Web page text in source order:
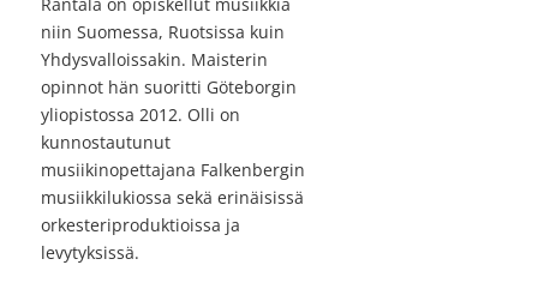
Rantala on opiskellut musiikkia
niin Suomessa, Ruotsissa kuin
Yhdysvalloissakin. Maisterin
opinnot hän suoritti Göteborgin
yliopistossa 2012. Olli on
kunnostautunut
musiikinopettajana Falkenbergin
musiikkilukiossa sekä erinäisissä
orkesteriproduktioissa ja
levytyksissä.